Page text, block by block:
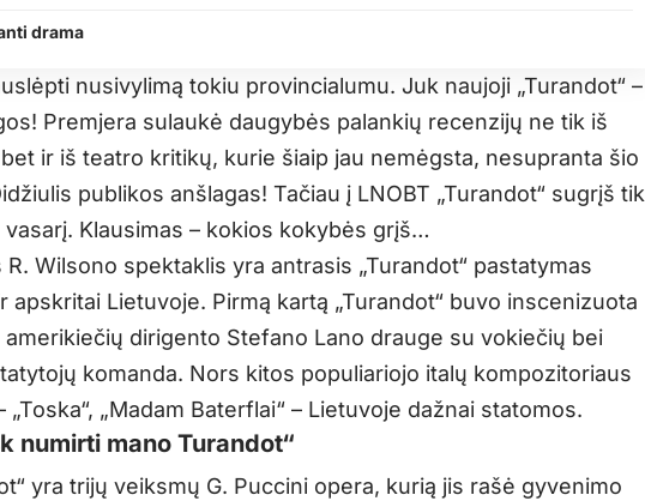
drama
nusivylimą tokiu provincialumu. Juk naujoji „Turandot“ –
Premjera sulaukė daugybės palankių recenzijų ne tik iš
ir iš teatro kritikų, kurie šiaip jau nemėgsta, nesupranta šio
publikos anšlagas! Tačiau į LNOBT „Turandot“ sugrįš tik
vasarį. Klausimas – kokios kokybės grįš…
R. Wilsono spektaklis yra antrasis „Turandot“ pastatymas
apskritai Lietuvoje. Pirmą kartą „Turandot“ buvo inscenizuota
amerikiečių dirigento Stefano Lano drauge su vokiečių bei
komanda. Nors kitos populiariojo italų kompozitoriaus
„Toska“, „Madam Baterflai“ – Lietuvoje dažnai statomos.
numirti mano Turandot“
yra trijų veiksmų G. Puccini opera, kurią jis rašė gyvenimo